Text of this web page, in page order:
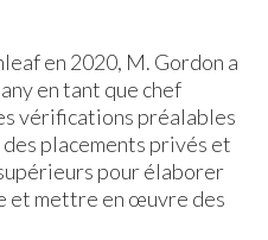
en 2020, M. Gordon a
en tant que chef
vérifications préalables
placements privés et
pour élaborer
et mettre en œuvre des